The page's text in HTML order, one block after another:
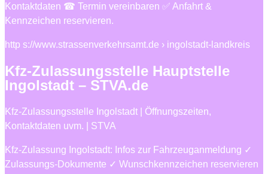
Kontaktdaten ☎ Termin vereinbaren ✅ Anfahrt &
Kennzeichen reservieren.
http s://www.strassenverkehrsamt.de › ingolstadt-landkreis
Kfz-Zulassungsstelle Hauptstelle
Ingolstadt – STVA.de
Kfz-Zulassungsstelle Ingolstadt | Öffnungszeiten,
Kontaktdaten uvm. | STVA
Kfz-Zulassung Ingolstadt: Infos zur Fahrzeuganmeldung ✓
Zulassungs-Dokumente ✓ Wunschkennzeichen reservieren